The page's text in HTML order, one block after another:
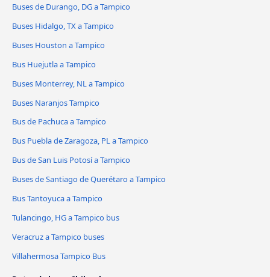
Buses de Durango, DG a Tampico
Buses Hidalgo, TX a Tampico
Buses Houston a Tampico
Bus Huejutla a Tampico
Buses Monterrey, NL a Tampico
Buses Naranjos Tampico
Bus de Pachuca a Tampico
Bus Puebla de Zaragoza, PL a Tampico
Bus de San Luis Potosí a Tampico
Buses de Santiago de Querétaro a Tampico
Bus Tantoyuca a Tampico
Tulancingo, HG a Tampico bus
Veracruz a Tampico buses
Villahermosa Tampico Bus